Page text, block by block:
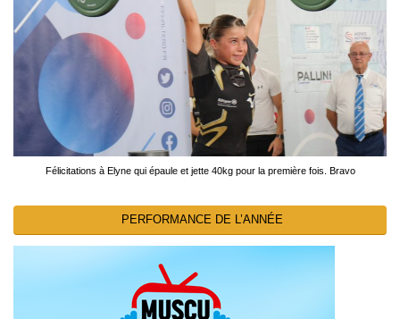
Félicitations à Elyne qui épaule et jette 40kg pour la première fois. Bravo
PERFORMANCE DE L’ANNÉE